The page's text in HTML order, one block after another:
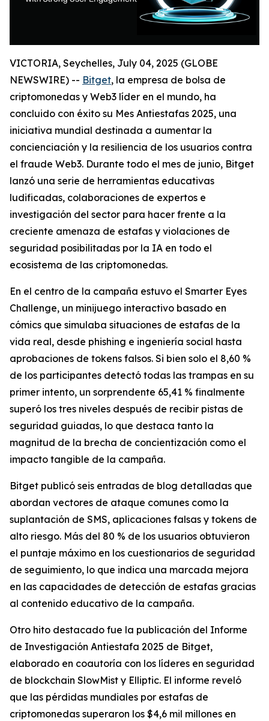
VICTORIA, Seychelles, July 04, 2025 (GLOBE
NEWSWIRE) -- Bitget, la empresa de bolsa de
criptomonedas y Web3 líder en el mundo, ha
concluido con éxito su Mes Antiestafas 2025, una
iniciativa mundial destinada a aumentar la
concienciación y la resiliencia de los usuarios contra
el fraude Web3. Durante todo el mes de junio, Bitget
lanzó una serie de herramientas educativas
ludificadas, colaboraciones de expertos e
investigación del sector para hacer frente a la
creciente amenaza de estafas y violaciones de
seguridad posibilitadas por la IA en todo el
ecosistema de las criptomonedas.
En el centro de la campaña estuvo el Smarter Eyes
Challenge, un minijuego interactivo basado en
cómics que simulaba situaciones de estafas de la
vida real, desde phishing e ingeniería social hasta
aprobaciones de tokens falsos. Si bien solo el 8,60 %
de los participantes detectó todas las trampas en su
primer intento, un sorprendente 65,41 % finalmente
superó los tres niveles después de recibir pistas de
seguridad guiadas, lo que destaca tanto la
magnitud de la brecha de concientización como el
impacto tangible de la campaña.
Bitget publicó seis entradas de blog detalladas que
abordan vectores de ataque comunes como la
suplantación de SMS, aplicaciones falsas y tokens de
alto riesgo. Más del 80 % de los usuarios obtuvieron
el puntaje máximo en los cuestionarios de seguridad
de seguimiento, lo que indica una marcada mejora
en las capacidades de detección de estafas gracias
al contenido educativo de la campaña.
Otro hito destacado fue la publicación del Informe
de Investigación Antiestafa 2025 de Bitget,
elaborado en coautoría con los líderes en seguridad
de blockchain SlowMist y Elliptic. El informe reveló
que las pérdidas mundiales por estafas de
criptomonedas superaron los $4,6 mil millones en